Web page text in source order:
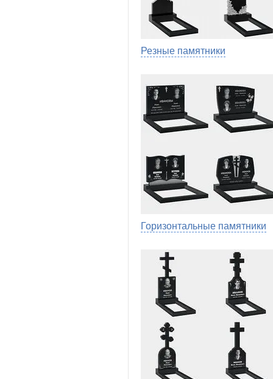
Резные памятники
Горизонтальные памятники